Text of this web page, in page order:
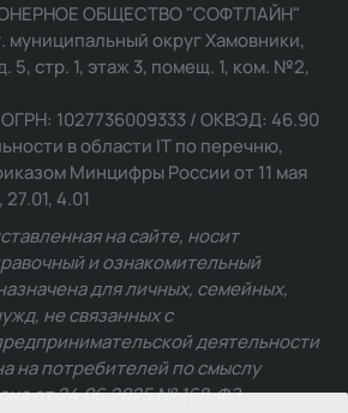
ОБЩЕСТВО "СОФТЛАЙН"
муниципальный округ Хамовники,
5, стр. 1, этаж 3, помещ. 1, ком. №2,
1027736009333 / ОКВЭД: 46.90
в области IT по перечню,
Минцифры России от 11 мая
4.01
на сайте, носит
и ознакомительный
для личных, семейных,
не связанных с
деятельности
на потребителей по смыслу
от 24.06.2025 № 168-ФЗ.